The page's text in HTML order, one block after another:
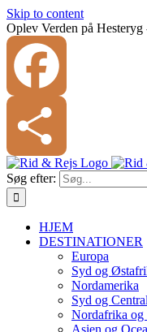
Skip to content
Oplev Verden på
Facebook
Share
Søg efter:
HJEM
DESTINATIONER
Europa
Syd og
Nordamerika
Syd og
Nordafrika og
Asien og